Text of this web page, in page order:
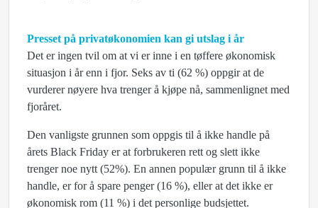
Presset på privatøkonomien kan gi utslag i år
Det er ingen tvil om at vi er inne i en tøffere økonomisk
situasjon i år enn i fjor. Seks av ti (62 %) oppgir at de
vurderer nøyere hva trenger å kjøpe nå, sammenlignet med
fjoråret.
Den vanligste grunnen som oppgis til å ikke handle på
årets Black Friday er at forbrukeren rett og slett ikke
trenger noe nytt (52%). En annen populær grunn til å ikke
handle, er for å spare penger (16 %), eller at det ikke er
økonomisk rom (11 %) i det personlige budsjettet.